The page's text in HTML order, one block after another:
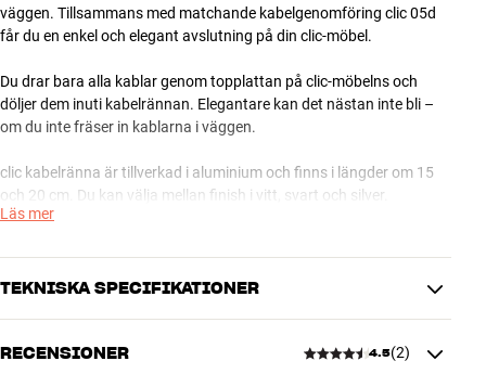
väggen. Tillsammans med matchande kabelgenomföring clic 05d
får du en enkel och elegant avslutning på din clic-möbel.
Du drar bara alla kablar genom topplattan på clic-möbelns och
döljer dem inuti kabelrännan. Elegantare kan det nästan inte bli –
om du inte fräser in kablarna i väggen.
clic kabelränna är tillverkad i aluminium och finns i längder om 15
och 20 cm. Du kan välja mellan finish i vitt, svart och silver.
430, clic 230, clic 111, clic 211, clic 311, clic 221, clic 221-2, clic 231,
clic 212, clic 312, clic 222, clic 222-1, clic 232
för kabelrännan, så att du får en snygg och elegant anslutning till
Läs mer
TEKNISKA SPECIFIKATIONER
DIMENSIONER OCH DESIGN
RECENSIONER 4.5(2)